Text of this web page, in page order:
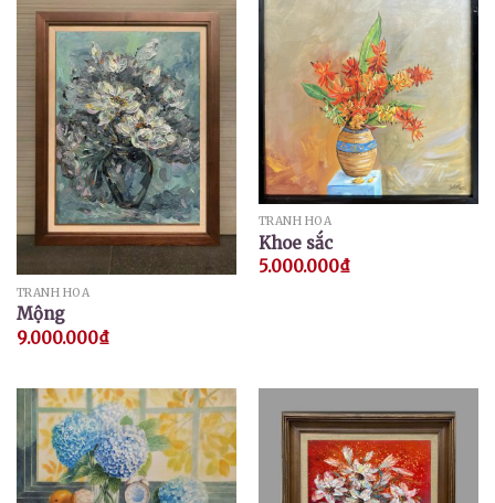
TRANH HOA
Mộng
9.000.000₫
TRANH HOA
Khoe sắc
5.000.000₫